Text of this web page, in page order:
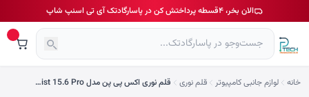
الان بخر، ۴قسطه پرداختش کن در پاسارگادتک آی تی اسنپ شاپ
خانه لوازم جانبی کامپیوتر قلم نوری قلم نوری اکس پی پن مدل Artist 15.6 Pro